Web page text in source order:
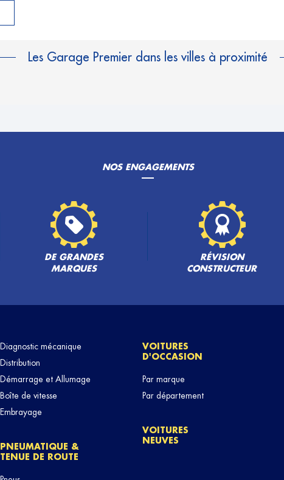
Les Garage Premier dans les villes à proximité
NOS ENGAGEMENTS
DE GRANDES
MARQUES
RÉVISION
CONSTRUCTEUR
Diagnostic mécanique
Distribution
Démarrage et Allumage
Boîte de vitesse
Embrayage
PNEUMATIQUE &
TENUE DE ROUTE
VOITURES
D'OCCASION
Par marque
Par département
VOITURES
NEUVES